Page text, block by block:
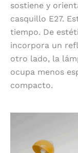
sostiene y
casquillo E27.
tiempo. De
incorpora un
otro lado, la
ocupa menos
compacto.